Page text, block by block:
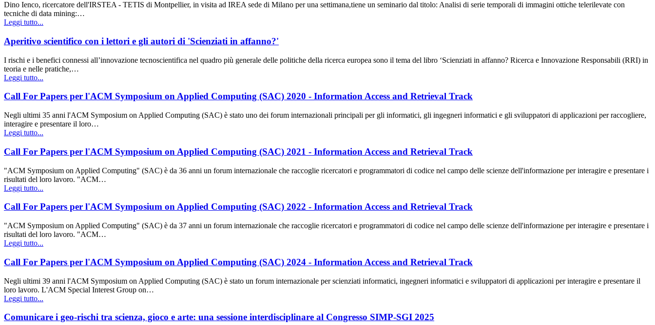
Dino Ienco, ricercatore dell'IRSTEA - TETIS di Montpellier, in visita ad IREA sede di Milano per una settimana,tiene un seminario dal titolo: Analisi di serie temporali di immagini ottiche telerilevate con
tecniche di data mining:…
Leggi tutto...
Aperitivo scientifico con i lettori e gli autori di 'Scienziati in affanno?'
I rischi e i benefici connessi all’innovazione tecnoscientifica nel quadro più generale delle politiche della ricerca europea sono il tema del libro ‘Scienziati in affanno? Ricerca e Innovazione Responsabili (RRI) in
teoria e nelle pratiche,…
Leggi tutto...
Call For Papers per l'ACM Symposium on Applied Computing (SAC) 2020 - Information Access and Retrieval Track
Negli ultimi 35 anni l'ACM Symposium on Applied Computing (SAC) è stato uno dei forum internazionali principali per gli informatici, gli ingegneri informatici e gli sviluppatori di applicazioni per raccogliere,
interagire e presentare il loro…
Leggi tutto...
Call For Papers per l'ACM Symposium on Applied Computing (SAC) 2021 - Information Access and Retrieval Track
"ACM Symposium on Applied Computing" (SAC) è da 36 anni un forum internazionale che raccoglie ricercatori e programmatori di codice nel campo delle scienze dell'informazione per interagire e presentare i
risultati del loro lavoro. "ACM…
Leggi tutto...
Call For Papers per l'ACM Symposium on Applied Computing (SAC) 2022 - Information Access and Retrieval Track
"ACM Symposium on Applied Computing" (SAC) è da 37 anni un forum internazionale che raccoglie ricercatori e programmatori di codice nel campo delle scienze dell'informazione per interagire e presentare i
risultati del loro lavoro. "ACM…
Leggi tutto...
Call For Papers per l'ACM Symposium on Applied Computing (SAC) 2024 - Information Access and Retrieval Track
Negli ultimi 39 anni l'ACM Symposium on Applied Computing (SAC) è stato un forum internazionale per scienziati informatici, ingegneri informatici e sviluppatori di applicazioni per interagire e presentare il
loro lavoro. L'ACM Special Interest Group on…
Leggi tutto...
Comunicare i geo-rischi tra scienza, gioco e arte: una sessione interdisciplinare al Congresso SIMP-SGI 2025